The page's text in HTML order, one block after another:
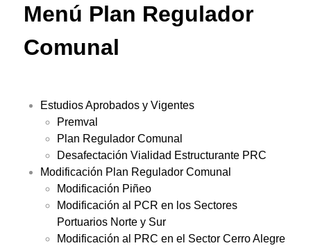
Menú Plan Regulador
Comunal
Estudios Aprobados y Vigentes
Premval
Plan Regulador Comunal
Desafectación Vialidad Estructurante PRC
Modificación Plan Regulador Comunal
Modificación Piñeo
Modificación al PCR en los Sectores
Portuarios Norte y Sur
Modificación al PRC en el Sector Cerro Alegre